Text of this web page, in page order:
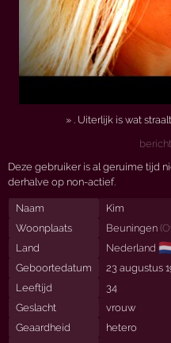
» .­ Uiterlijk is wat
Deze gebruiker is al geruime tijd
derhalve op non-actief.
Naam
Kim
Woonplaats
Beuningen (
Land
Nederland
Geboortedatum
23 augustus
Leeftijd
34
Geslacht
vrouw
Geaardheid
hetero